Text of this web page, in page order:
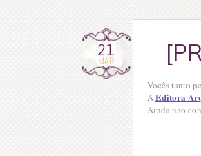
21
MAR
Vocês tanto
A Editora
Ainda não